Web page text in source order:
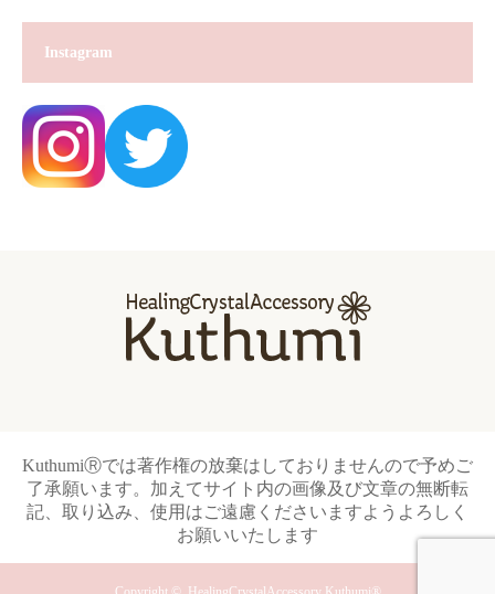
Instagram
KuthumiⓇでは著作権の放棄はしておりませんので予めご
了承願います。加えてサイト内の画像及び文章の無断転
記、取り込み、使用はご遠慮くださいますようよろしく
お願いいたします